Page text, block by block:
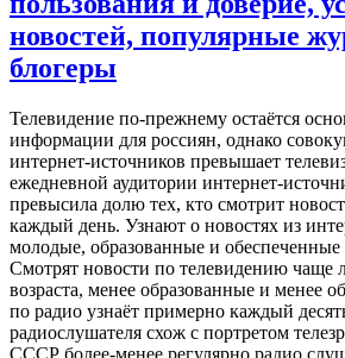
новостей, популярные
блогеры
Телевидение по-прежнему остаётся
информации для россиян, однако
интернет-источников превышает
ежедневной аудитории интернет-
превысила долю тех, кто смотрит
каждый день. Узнают о новостях из
молодые, образованные и
Смотрят новости по телевидению чаще
возраста, менее образованные и менее
по радио узнаёт примерно каждый
радиослушателя схож с портретом
СССР более-менее регулярно радио